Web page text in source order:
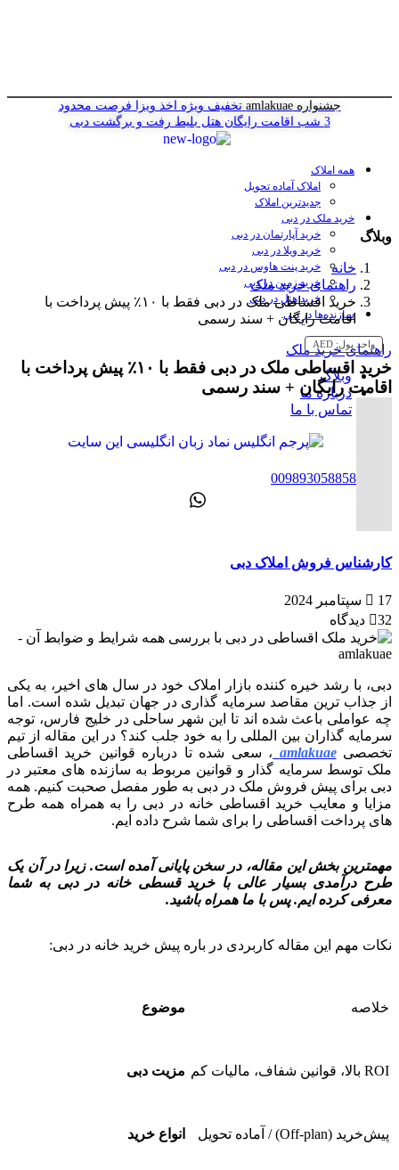
جشنواره amlakuae تخفیف ویژه اخذ ویزا فرصت محدود
3 شب اقامت رایگان هتل
بلیط رفت و برگشت دبی
همه املاک
املاک آماده تحویل
جدیدترین املاک
خرید ملک در دبی
خرید آپارتمان در دبی
خرید ویلا در دبی
خرید پنت هاوس در دبی
خرید زمین در دبی
خرید هتل در دبی
سازنده‌ها در دبی
واحد پول: AED
وبلاگ
درباره ما
تماس با ما
00989305885808
وبلاگ
خانه
راهنمای خرید ملک
خرید اقساطی ملک در دبی فقط با ۱۰٪ پیش پرداخت با
اقامت رایگان + سند رسمی
راهنمای خرید ملک
خرید اقساطی ملک در دبی فقط با ۱۰٪ پیش پرداخت با
اقامت رایگان + سند رسمی
کارشناس فروش املاک دبی
17 سپتامبر 2024
32 دیدگاه
دبی، با رشد خیره کننده بازار املاک خود در سال های اخیر، به یکی
از جذاب ترین مقاصد سرمایه گذاری در جهان تبدیل شده است. اما
چه عواملی باعث شده اند تا این شهر ساحلی در خلیج فارس، توجه
سرمایه گذاران بین المللی را به خود جلب کند؟ در این مقاله از تیم
تخصصیamlakuae ، سعی شده تا درباره قوانین خرید اقساطی
ملک توسط سرمایه گذار و قوانین مربوط به سازنده های معتبر در
دبی برای پیش فروش ملک در دبی به طور مفصل صحبت کنیم. همه
مزایا و معایب خرید اقساطی خانه در دبی را به همراه همه طرح
های پرداخت اقساطی را برای شما شرح داده ایم.
مهمترین بخش این مقاله، در سخن پایانی آمده است. زیرا در آن یک
طرح درآمدی بسیار عالی با خرید قسطی خانه در دبی به شما
معرفی کرده ایم. پس با ما همراه باشید.
نکات مهم این مقاله کاربردی در باره پیش خرید خانه در دبی:
خلاصه موضوع
ROI بالا، قوانین شفاف، مالیات کم مزیت دبی
پیش‌خرید (Off-plan) / آماده تحویل انواع خرید